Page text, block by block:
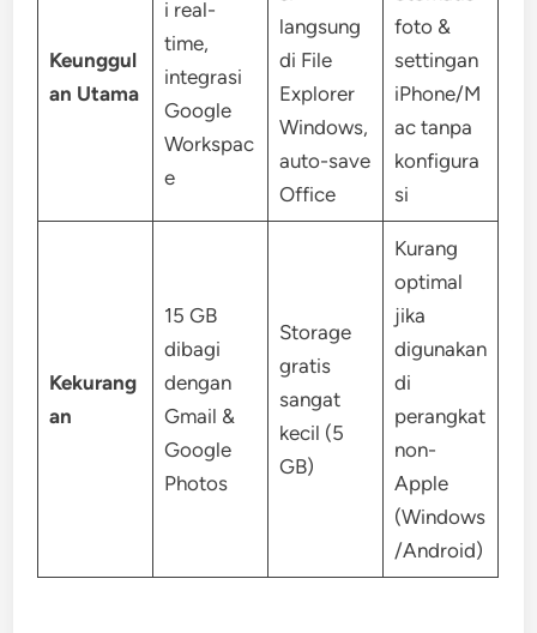
Keunggul
an Utama
i real-
time,
integrasi
Google
Workspac
e
langsung
di File
Explorer
Windows,
auto-save
Office
foto &
settingan
iPhone/M
ac tanpa
konfigura
si
Kekurang
an
15 GB
dibagi
dengan
Gmail &
Google
Photos
Storage
gratis
sangat
kecil (5
GB)
Kurang
optimal
jika
digunakan
di
perangkat
non-
Apple
(Windows
/Android)